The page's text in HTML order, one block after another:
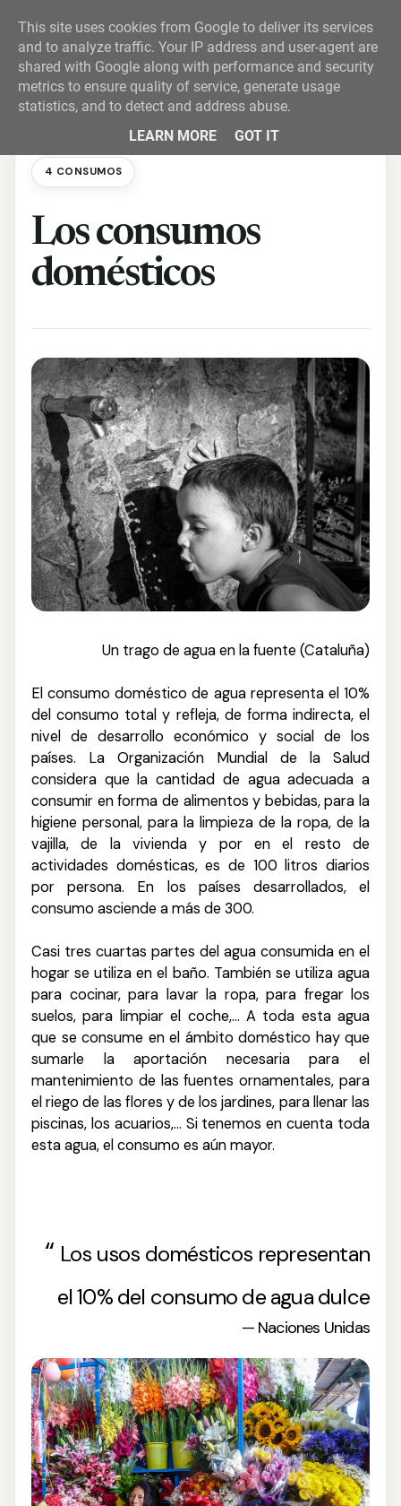
4 CONSUMOS
Los consumos
domésticos
Un trago de agua en la fuente(Cataluña)
El consumo doméstico de agua representa el 10%
del consumo total y refleja, de forma indirecta, el
nivel de desarrollo económico y social de los
países. La Organización Mundial de la Salud
considera que la cantidad de agua adecuada a
consumir en forma de alimentos y bebidas, para la
higiene personal, para la limpieza de la ropa, de la
vajilla, de la vivienda y por en el resto de
actividades domésticas, es de 100 litros diarios
por persona. En los países desarrollados, el
consumo asciende a más de 300.
Casi tres cuartas partes del agua consumida en el
hogar se utiliza en el baño. También se utiliza agua
para cocinar, para lavar la ropa, para fregar los
suelos, para limpiar el coche,... A toda esta agua
que se consume en el ámbito doméstico hay que
sumarle la aportación necesaria para el
mantenimiento de las fuentes ornamentales, para
el riego de las flores y de los jardines, para llenar las
piscinas, los acuarios,… Si tenemos en cuenta toda
esta agua, el consumo es aún mayor.
“ Los usos domésticos representan
el 10% del consumo de agua dulce
— Naciones Unidas
This site uses cookies from Google to deliver its services
and to analyze traffic. Your IP address and user-agent are
shared with Google along with performance and security
metrics to ensure quality of service, generate usage
statistics, and to detect and address abuse.
LEARN MORE
GOT IT